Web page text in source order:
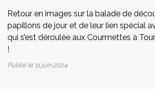
Retour en images sur la balade de
papillons de jour et de leur lien spécial
qui s’est déroulée aux Courmettes à
!
Publié le 11 juin 2024